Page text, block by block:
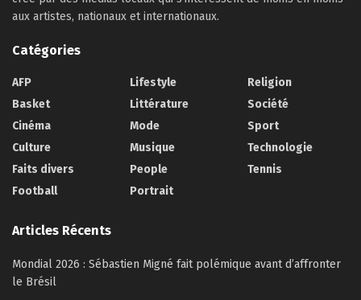
aux artistes, nationaux et internationaux.
Catégories
AFP
Basket
Cinéma
Culture
Faits divers
Football
Lifestyle
Littérature
Mode
Musique
People
Portrait
Religion
Société
Sport
Technologie
Tennis
Articles Récents
Mondial 2026 : Sébastien Migné fait polémique avant d’affronter
le Brésil